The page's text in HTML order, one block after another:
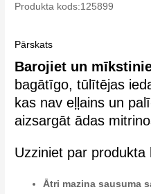
Produkta kods:125899
Pārskats
Barojiet un
bagātīgo, tūlītējas
kas nav eļļains un
aizsargāt ādas
Uzziniet par
Ātri mazina sausuma